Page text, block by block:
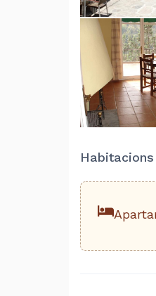
Habitacions